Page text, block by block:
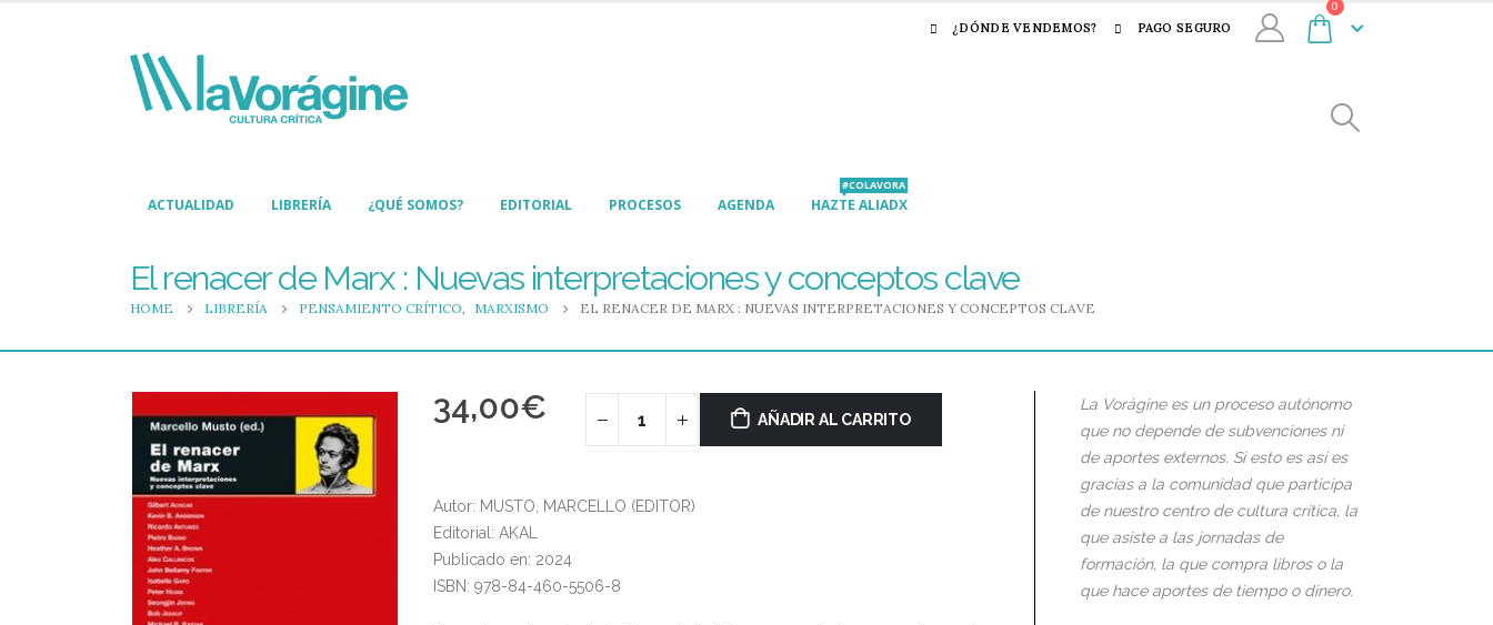
¿DÓNDE VENDEMOS? PAGO SEGURO
0
ACTUALIDAD LIBRERÍA ¿QUÉ SOMOS? EDITORIAL PROCESOS AGENDA HAZTE ALIADX
#COLAVORA
El renacer de Marx : Nuevas interpretaciones y conceptos clave
HOME LIBRERÍA PENSAMIENTO CRÍTICO, MARXISMO EL RENACER DE MARX : NUEVAS INTERPRETACIONES Y CONCEPTOS CLAVE
34,00€ AÑADIR AL CARRITO
Autor: MUSTO, MARCELLO (EDITOR)
Editorial: AKAL
Publicado en: 2024
ISBN: 978-84-460-5506-8
La Vorágine es un proceso autónomo
que no depende de subvenciones ni
de aportes externos. Si esto es así es
gracias a la comunidad que participa
de nuestro centro de cultura crítica, la
que asiste a las jornadas de
formación, la que compra libros o la
que hace aportes de tiempo o dinero.